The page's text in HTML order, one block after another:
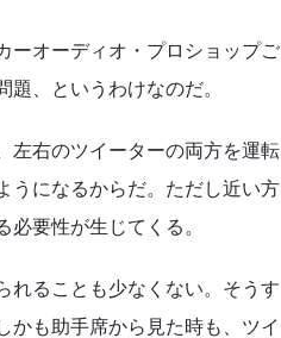
ーオーディオ・プロショップご
、というわけなのだ。
左右のツイーターの両方を運転
うになるからだ。ただし近い方
要性が生じてくる。
れることも少なくない。そうす
かも助手席から見た時も、ツイ